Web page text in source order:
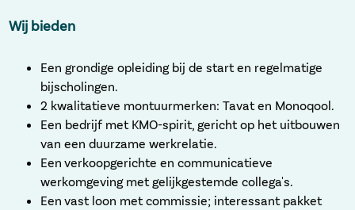
Wij bieden
Een grondige opleiding bij de start en regelmatige
bijscholingen.
2 kwalitatieve montuurmerken: Tavat en Monoqool.
Een bedrijf met KMO-spirit, gericht op het uitbouwen
van een duurzame werkrelatie.
Een verkoopgerichte en communicatieve
werkomgeving met gelijkgestemde collega's.
Een vast loon met commissie; interessant pakket